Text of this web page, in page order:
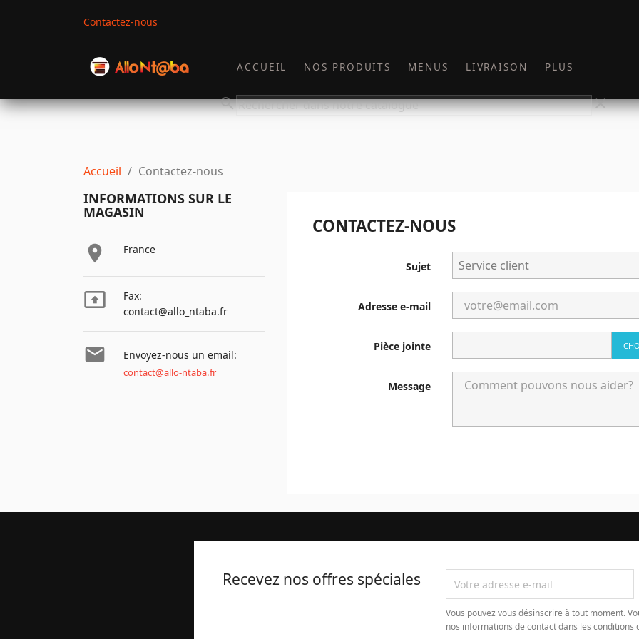
Contactez-nous
ACCUEIL NOS PRODUITS MENUS LIVRAISON PLUS
search clear
Accueil Contactez-nous
INFORMATIONS SUR LE
MAGASIN
 France

Fax:
contact@allo_ntaba.fr
 Envoyez-nous un email:
contact@allo-ntaba.fr
CONTACTEZ-NOUS
Sujet
Adresse e-mail
Pièce jointe
Message
Recevez nos offres spéciales
Vous pouvez vous désinscrire à tout moment.
nos informations de contact dans les conditions